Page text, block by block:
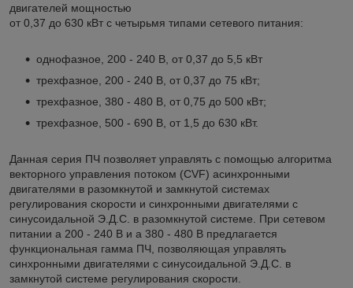
двигателей мощностью
от 0,37 до 630 кВт с четырьмя типами сетевого питания:
однофазное, 200 - 240 В, от 0,37 до 5,5 кВт
трехфазное, 200 - 240 В, от 0,37 до 75 кВт;
трехфазное, 380 - 480 В, от 0,75 до 500 кВт;
трехфазное, 500 - 690 В, от 1,5 до 630 кВт.
Данная серия ПЧ позволяет управлять с помощью алгоритма
векторного управления потоком (CVF) асинхронными
двигателями в разомкнутой и замкнутой системах
регулирования скорости и синхронными двигателями с
синусоидальной Э.Д.С. в разомкнутой системе. При сетевом
питании a 200 - 240 В и a 380 - 480 В предлагается
функциональная гамма ПЧ, позволяющая управлять
синхронными двигателями с синусоидальной Э.Д.С. в
замкнутой системе регулирования скорости.